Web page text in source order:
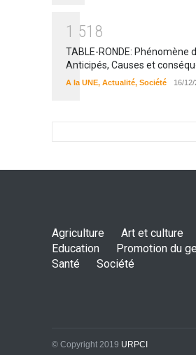
1 51 8
TABLE-RONDE: Phénomène
Anticipés, Causes et
A la UNE, Actualité, Société 16/12/
Agriculture
Art et culture
Education
Promotion du
Santé
Société
© Copyright 2019 URPCI